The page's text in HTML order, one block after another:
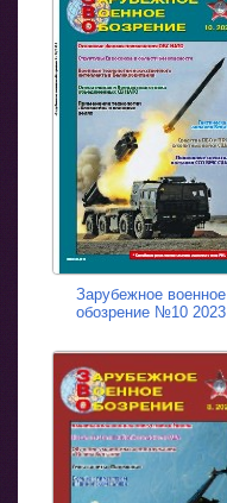
Зарубежное военное
обозрение №10 2023